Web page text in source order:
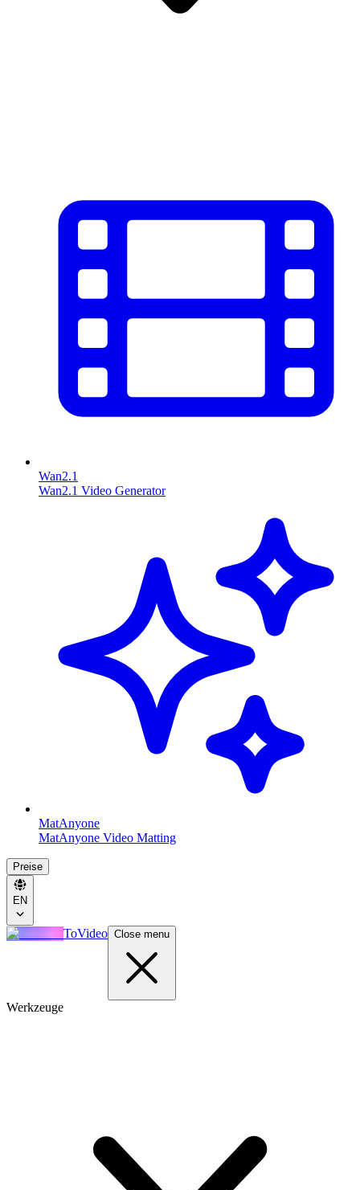
Wan2.1
Wan2.1 Video Generator
MatAnyone
MatAnyone Video Matting
Preise
EN
ToVideo Close menu
Werkzeuge